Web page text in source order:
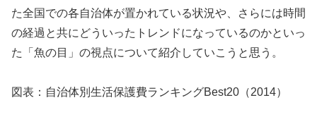
た全国での各自治体が置かれている状況や、さらには時間
の経過と共にどういったトレンドになっているのかといっ
た「魚の目」の視点について紹介していこうと思う。
図表：自治体別生活保護費ランキングBest20（2014）